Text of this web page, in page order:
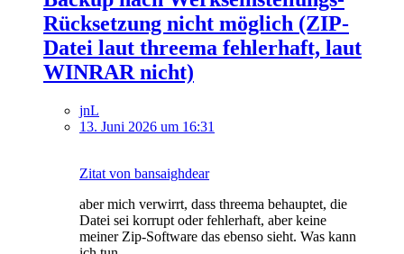
Rücksetzung nicht möglich (ZIP-
Datei laut threema fehlerhaft, laut
WINRAR nicht)
jnL
13. Juni 2026 um 16:31
Zitat von bansaighdear
aber mich verwirrt, dass threema behauptet, die
Datei sei korrupt oder fehlerhaft, aber keine
meiner Zip-Software das ebenso sieht. Was kann